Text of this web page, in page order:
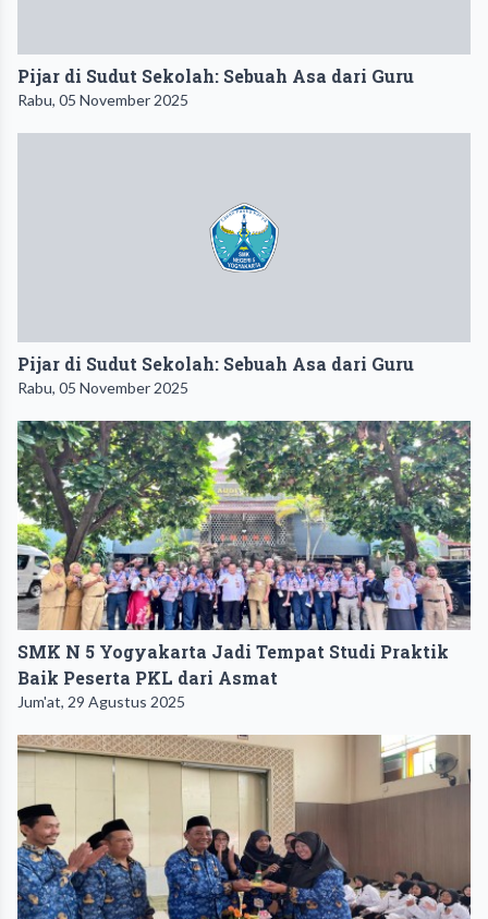
Pijar di Sudut Sekolah: Sebuah Asa dari Guru
Rabu, 05 November 2025
Pijar di Sudut Sekolah: Sebuah Asa dari Guru
Rabu, 05 November 2025
SMK N 5 Yogyakarta Jadi Tempat Studi Praktik
Baik Peserta PKL dari Asmat
Jum'at, 29 Agustus 2025